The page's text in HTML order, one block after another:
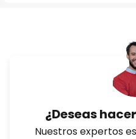
¿Deseas
Nuestros expertos